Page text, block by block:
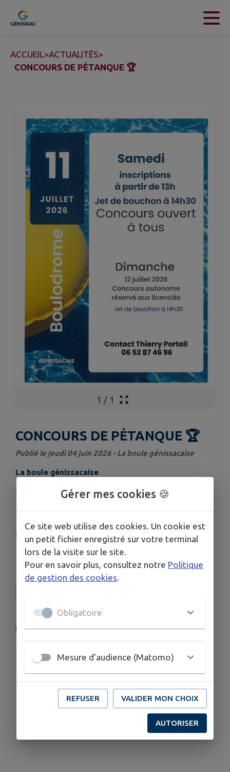
Contenu
ACCUEIL>ACTUALITÉS>
CONCOURS DE PÉTANQUE 🏆
1 / 1
CONCOURS DE PÉTANQUE 🏆
Publié le jeudi 04 juin 2026 - La boule génissacaise
La boule génissacaise
Concours de pétanque ouvert à tous🏆
Jet du bouchon à 14h30
Contact : Thierry Portail 06.52.87.46.96
HORAIRES
13h
Publié par Mairie
Gérer mes cookies 🍪
Ce site web utilise des cookies. Un cookie est
un petit fichier enregistré sur votre terminal
lors de la visite sur le site.
Pour en savoir plus, consultez notre Politique
de gestion des cookies
Obligatoire
Mesure d'audience (Matomo)
REFUSER VALIDER MON CHOIX
AUTORISER